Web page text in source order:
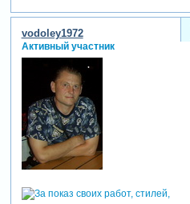
vodoley1972
Активный участник